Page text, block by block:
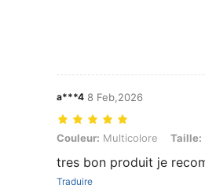
a***4 8 Feb,2026
Couleur: Multicolore, Taille: brun
Couleur: Multicolore Taille:
tres bon produit je
Traduire